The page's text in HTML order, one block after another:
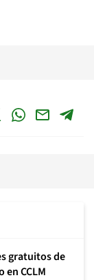
gratuitos de
CCLM